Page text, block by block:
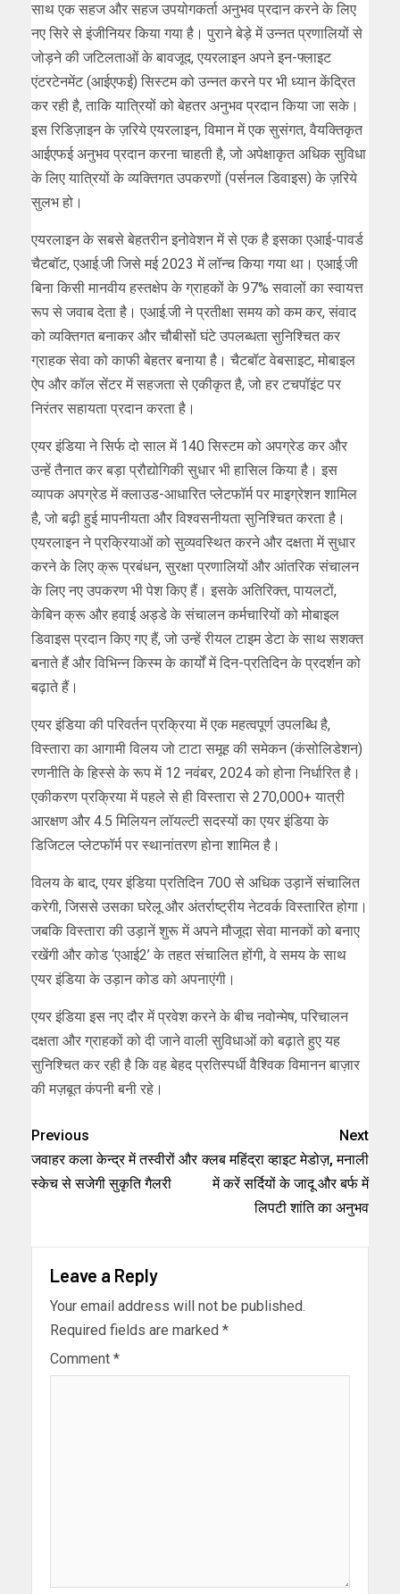
साथ एक सहज और सहज उपयोगकर्ता अनुभव प्रदान करने के लिए
नए सिरे से इंजीनियर किया गया है। पुराने बेड़े में उन्नत प्रणालियों से
जोड़ने की जटिलताओं के बावजूद, एयरलाइन अपने इन-फ्लाइट
एंटरटेनमेंट (आईएफई) सिस्टम को उन्नत करने पर भी ध्यान केंद्रित
कर रही है, ताकि यात्रियों को बेहतर अनुभव प्रदान किया जा सके।
इस रिडिज़ाइन के ज़रिये एयरलाइन, विमान में एक सुसंगत, वैयक्तिकृत
आईएफई अनुभव प्रदान करना चाहती है, जो अपेक्षाकृत अधिक सुविधा
के लिए यात्रियों के व्यक्तिगत उपकरणों (पर्सनल डिवाइस) के ज़रिये
सुलभ हो।
एयरलाइन के सबसे बेहतरीन इनोवेशन में से एक है इसका एआई-पावर्ड
चैटबॉट, एआई.जी जिसे मई 2023 में लॉन्च किया गया था। एआई.जी
बिना किसी मानवीय हस्तक्षेप के ग्राहकों के 97% सवालों का स्वायत्त
रूप से जवाब देता है। एआई.जी ने प्रतीक्षा समय को कम कर, संवाद
को व्यक्तिगत बनाकर और चौबीसों घंटे उपलब्धता सुनिश्चित कर
ग्राहक सेवा को काफी बेहतर बनाया है। चैटबॉट वेबसाइट, मोबाइल
ऐप और कॉल सेंटर में सहजता से एकीकृत है, जो हर टचपॉइंट पर
निरंतर सहायता प्रदान करता है।
एयर इंडिया ने सिर्फ दो साल में 140 सिस्टम को अपग्रेड कर और
उन्हें तैनात कर बड़ा प्रौद्योगिकी सुधार भी हासिल किया है। इस
व्यापक अपग्रेड में क्लाउड-आधारित प्लेटफॉर्म पर माइग्रेशन शामिल
है, जो बढ़ी हुई मापनीयता और विश्वसनीयता सुनिश्चित करता है।
एयरलाइन ने प्रक्रियाओं को सुव्यवस्थित करने और दक्षता में सुधार
करने के लिए क्रू प्रबंधन, सुरक्षा प्रणालियों और आंतरिक संचालन
के लिए नए उपकरण भी पेश किए हैं। इसके अतिरिक्त, पायलटों,
केबिन क्रू और हवाई अड्डे के संचालन कर्मचारियों को मोबाइल
डिवाइस प्रदान किए गए हैं, जो उन्हें रीयल टाइम डेटा के साथ सशक्त
बनाते हैं और विभिन्न किस्म के कार्यों में दिन-प्रतिदिन के प्रदर्शन को
बढ़ाते हैं।
एयर इंडिया की परिवर्तन प्रक्रिया में एक महत्वपूर्ण उपलब्धि है,
विस्तारा का आगामी विलय जो टाटा समूह की समेकन (कंसोलिडेशन)
रणनीति के हिस्से के रूप में 12 नवंबर, 2024 को होना निर्धारित है।
एकीकरण प्रक्रिया में पहले से ही विस्तारा से 270,000+ यात्री
आरक्षण और 4.5 मिलियन लॉयल्टी सदस्यों का एयर इंडिया के
डिजिटल प्लेटफॉर्म पर स्थानांतरण होना शामिल है।
विलय के बाद, एयर इंडिया प्रतिदिन 700 से अधिक उड़ानें संचालित
करेगी, जिससे उसका घरेलू और अंतर्राष्ट्रीय नेटवर्क विस्तारित होगा।
जबकि विस्तारा की उड़ानें शुरू में अपने मौजूदा सेवा मानकों को बनाए
रखेंगी और कोड ‘एआई2’ के तहत संचालित होंगी, वे समय के साथ
एयर इंडिया के उड़ान कोड को अपनाएंगी।
एयर इंडिया इस नए दौर में प्रवेश करने के बीच नवोन्मेष, परिचालन
दक्षता और ग्राहकों को दी जाने वाली सुविधाओं को बढ़ाते हुए यह
सुनिश्चित कर रही है कि वह बेहद प्रतिस्पर्धी वैश्विक विमानन बाज़ार
की मज़बूत कंपनी बनी रहे।
Previous
जवाहर कला केन्द्र में तस्वीरों और
स्केच से सजेगी सुकृति गैलरी
Next
क्लब महिंद्रा व्हाइट मेडोज़, मनाली
में करें सर्दियों के जादू और बर्फ में
लिपटी शांति का अनुभव
Leave a Reply
Your email address will not be published.
Required fields are marked *
Comment *